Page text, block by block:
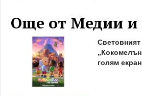
Още от Медии и
голям